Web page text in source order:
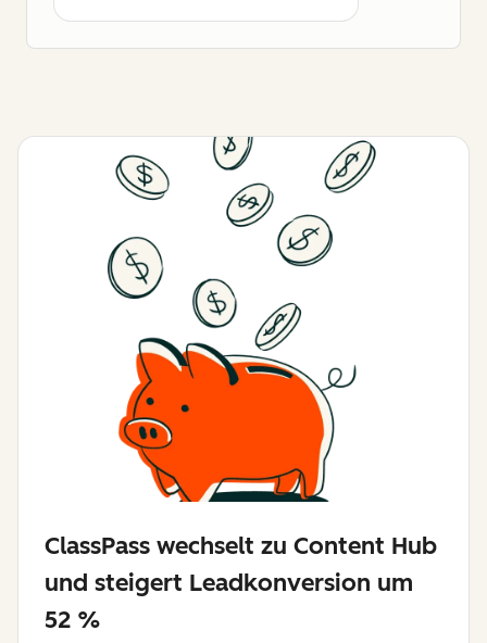
ClassPass wechselt zu Content Hub
und steigert Leadkonversion um
52 %